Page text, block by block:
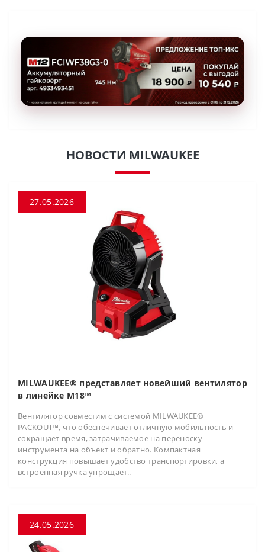
НОВОСТИ MILWAUKEE
27.05.2026
MILWAUKEE® представляет новейший вентилятор
в линейке M18™
Вентилятор совместим с системой MILWAUKEE®
PACKOUT™, что обеспечивает отличную мобильность и
сокращает время, затрачиваемое на переноску
инструмента на объект и обратно. Компактная
конструкция повышает удобство транспортировки, а
встроенная ручка упрощает..
24.05.2026